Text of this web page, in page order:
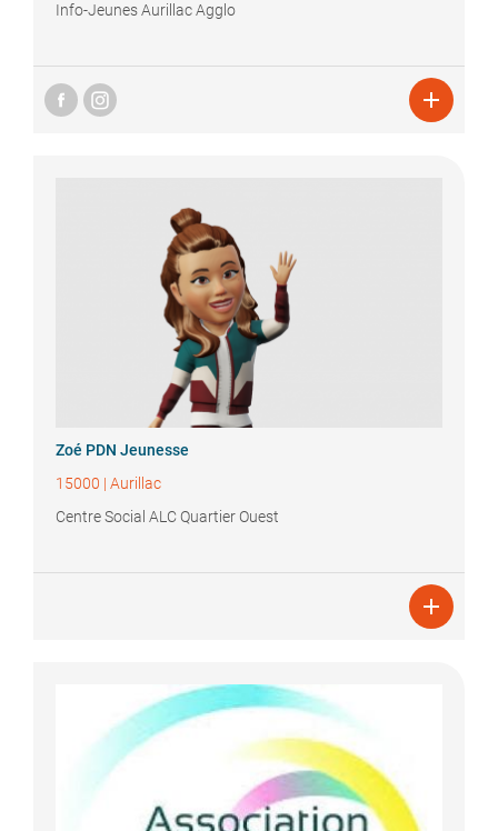
Info-Jeunes Aurillac Agglo

Zoé PDN Jeunesse
15000 | Aurillac
Centre Social ALC Quartier Ouest
